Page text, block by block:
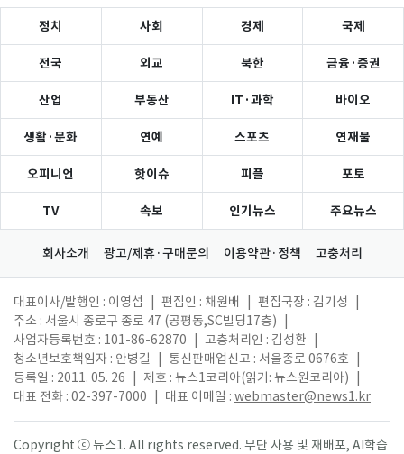
정치 사회 경제 국제
전국 외교 북한 금융·증권
산업 부동산 IT·과학 바이오
생활·문화 연예 스포츠 연재물
오피니언 핫이슈 피플 포토
TV 속보 인기뉴스 주요뉴스
회사소개 광고/제휴·구매문의 이용약관·정책 고충처리
대표이사/발행인 : 이영섭 편집인 : 채원배 편집국장 : 김기성
주소 : 서울시 종로구 종로 47 (공평동,SC빌딩17층)
사업자등록번호 : 101-86-62870
고충처리인 : 김성환
청소년보호책임자 : 안병길
통신판매업신고 : 서울종로 0676호
등록일 : 2011. 05. 26
제호 : 뉴스1코리아(읽기: 뉴스원코리아)
대표 전화 : 02-397-7000
대표 이메일 : webmaster@news1.kr
Copyright ⓒ 뉴스1. All rights reserved. 무단 사용 및 재배포, AI학습